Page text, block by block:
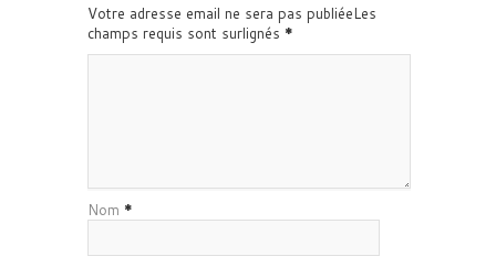
Votre adresse email ne sera pas publiéeLes
champs requis sont surlignés *
Nom *